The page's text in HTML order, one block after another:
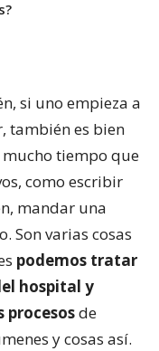
si uno empieza a
también es bien
tiempo que
como escribir
mandar una
Son varias cosas
podemos tratar
hospital y
procesosde
y cosas así.